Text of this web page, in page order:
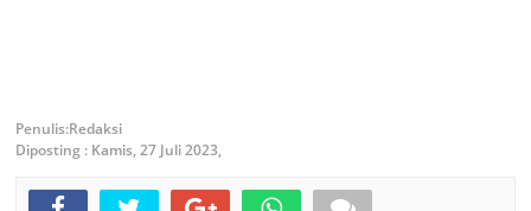
Redaksi
Diposting : Kamis, 27 Juli 2023,